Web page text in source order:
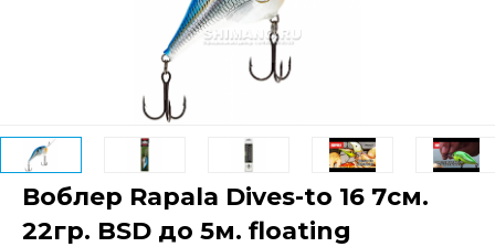
Воблер Rapala Dives-to 16 7см.
22гр. BSD до 5м. floating